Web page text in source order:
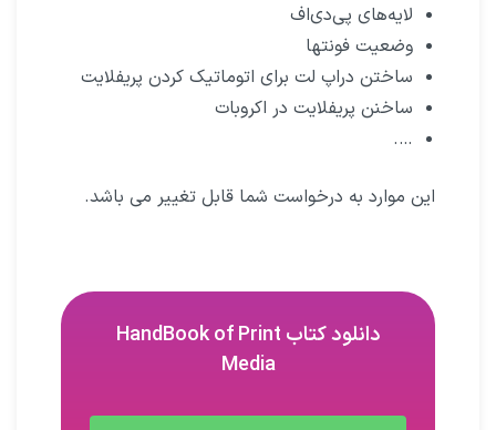
لایه‌های پی‌دی‌اف
وضعیت فونتها
ساختن دراپ لت برای اتوماتیک کردن پریفلایت
ساخنن پریفلایت در اکروبات
….
این موارد به درخواست شما قابل تغییر می باشد.
دانلود کتاب HandBook of Print
Media